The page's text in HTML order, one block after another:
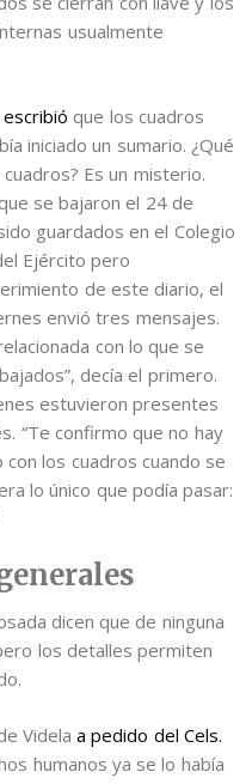
usualmente
que los cuadros
iniciado un sumario. ¿Qué
Es un misterio.
se bajaron el 24 de
guardados en el Colegio
Ejército pero
de este diario, el
envió tres mensajes.
con lo que se
decía el primero.
estuvieron presentes
“Te confirmo que no hay
los cuadros cuando se
lo único que podía pasar:
dicen que de ninguna
los detalles permiten
Videlaa pedido del Cels.
humanos ya se lo había